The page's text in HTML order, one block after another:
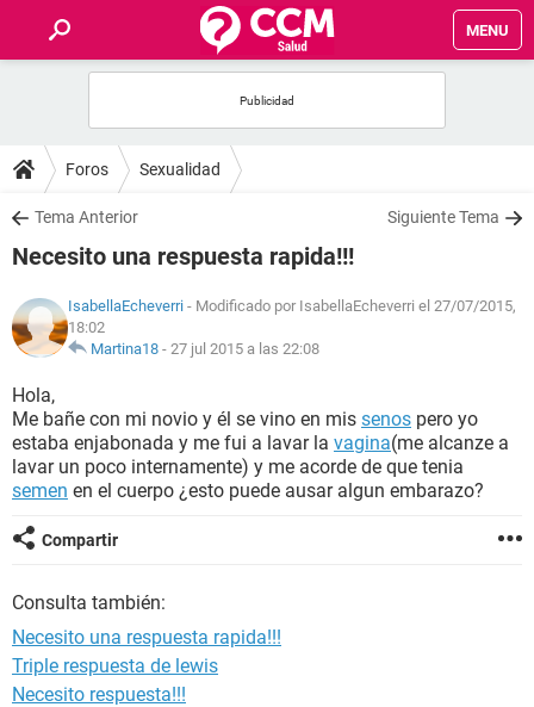
MENU
FOROS
SALUD
NUTRICIÓN
BIENESTAR
SEXUALIDAD
Foros Sexualidad
Tema Anterior Siguiente Tema
Necesito una respuesta rapida!!!
IsabellaEcheverri - Modificado por IsabellaEcheverri el 27/07/2015,
18:02
Martina18 -27 jul 2015 a las 22:08
Hola,
Me bañe con mi novio y él se vino en mis senos pero yo
estaba enjabonada y me fui a lavar la vagina(me alcanze a
lavar un poco internamente) y me acorde de que tenia
semen en el cuerpo ¿esto puede ausar algun embarazo?
Compartir
Consulta también:
Necesito una respuesta rapida!!!
Triple respuesta de lewis
Necesito respuesta!!!